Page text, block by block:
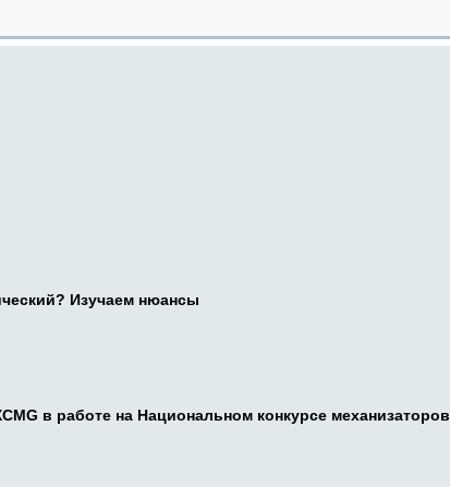
Изучаем нюансы
в работе на Национальном конкурсе механизаторов